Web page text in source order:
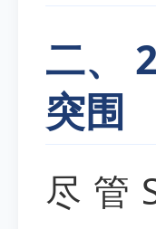
二、
突围
尽管